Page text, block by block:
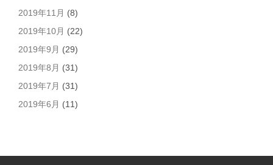
2019年11月 (8)
2019年10月 (22)
2019年9月 (29)
2019年8月 (31)
2019年7月 (31)
2019年6月 (11)